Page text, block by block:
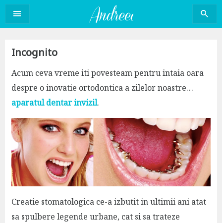
Sari
conținut
Incognito
Acum ceva vreme iti povesteam pentru intaia oara
despre o inovatie ortodontica a zilelor noastre…
aparatul dentar invizil.
Creatie stomatologica ce-a izbutit in ultimii ani atat
sa spulbere legende urbane, cat si sa trateze